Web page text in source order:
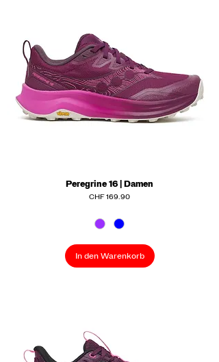
Peregrine 16 | Damen
Preis
CHF 169.90
In den Warenkorb